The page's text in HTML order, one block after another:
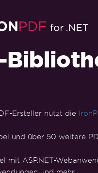
Ersteller nutzt die
und über 50 weitere
mit ASP.NET-